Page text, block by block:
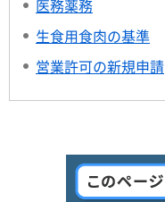
医務薬務
生食用食肉の基準
営業許可の新規申請